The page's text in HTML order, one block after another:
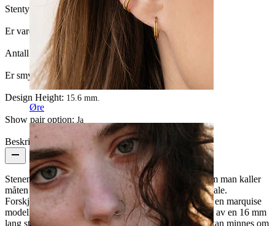
Øre
Stentype: Krystall
Er varen limt?:Ja
Antall enheter:1
Er smykket belagt?:Ja, kulene
Design Height: 15.6 mm.
Show pair option: Ja
Beskrivelse
Stenene på denne modellen er marquiseskåret, slik som man kaller
måten stenen er skåret på. Man kan også kalle dem ovale.
Forskjellen er at en oval modell har runde ender mens en marquise
modell har spisse ender. Stenene sitter på hver sin side av en 16 mm
lang stav. Det sitter 5 i hver ende i en formasjon som kan minnes om